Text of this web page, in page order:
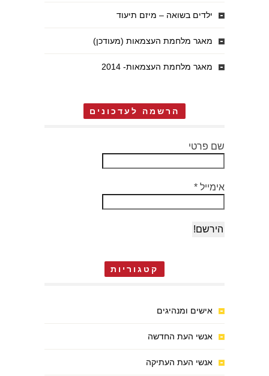
ילדים בשואה – מיזם תיעוד
מאגר מלחמת העצמאות (מעודכן)
מאגר מלחמת העצמאות- 2014
הרשמה לעדכונים
שם פרטי
אימייל *
קטגוריות
אישים ומנהיגים
אנשי העת החדשה
אנשי העת העתיקה